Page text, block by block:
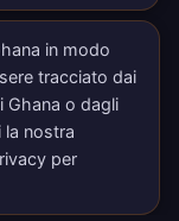
in modo
tracciato dai
Ghana o dagli
la nostra
per